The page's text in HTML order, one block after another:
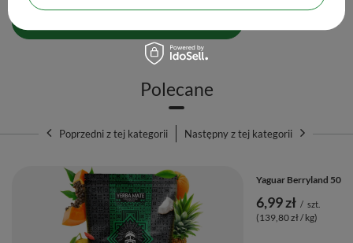
Polecane
Poprzedni z tej kategorii Następny z tej kategorii
Yaguar Berryland 50g
6,99 zł / szt.
(139,80 zł / kg)